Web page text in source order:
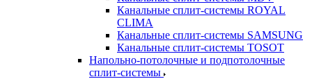
Канальные сплит-системы ROYAL
CLIMA
Канальные сплит-системы SAMSUNG
Канальные сплит-системы TOSOT
Напольно-потолочные и подпотолочные
сплит-системы